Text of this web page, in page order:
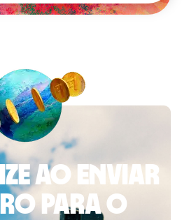
ao enviar
para o